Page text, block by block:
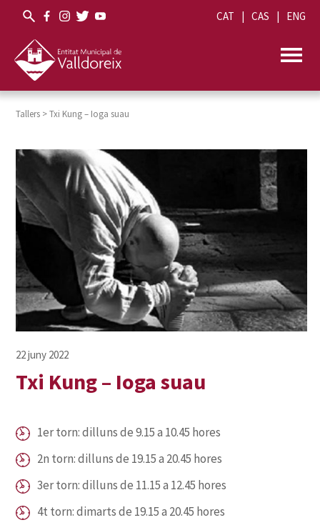
CAT CAS ENG
Tallers >Txi Kung – Ioga suau
Txi Kung – Ioga suau
1er torn: dilluns de 9.15 a 10.45 hores
2n torn: dilluns de 19.15 a 20.45 hores
3er torn: dilluns de 11.15 a 12.45 hores
4t torn: dimarts de 19.15 a 20.45 hores